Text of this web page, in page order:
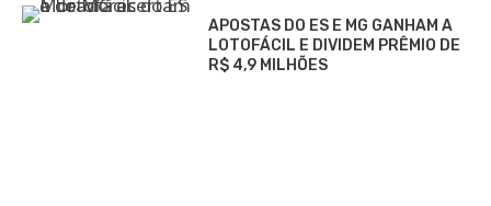
APOSTAS DO ES E MG GANHAM A
LOTOFÁCIL E DIVIDEM PRÊMIO DE
R$ 4,9 MILHÕES